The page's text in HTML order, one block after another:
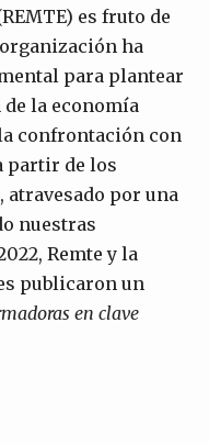
es fruto de
organización ha
para plantear
la economía
confrontación con
partir de los
por una
nuestras
Remte y la
publicaron un
en clave